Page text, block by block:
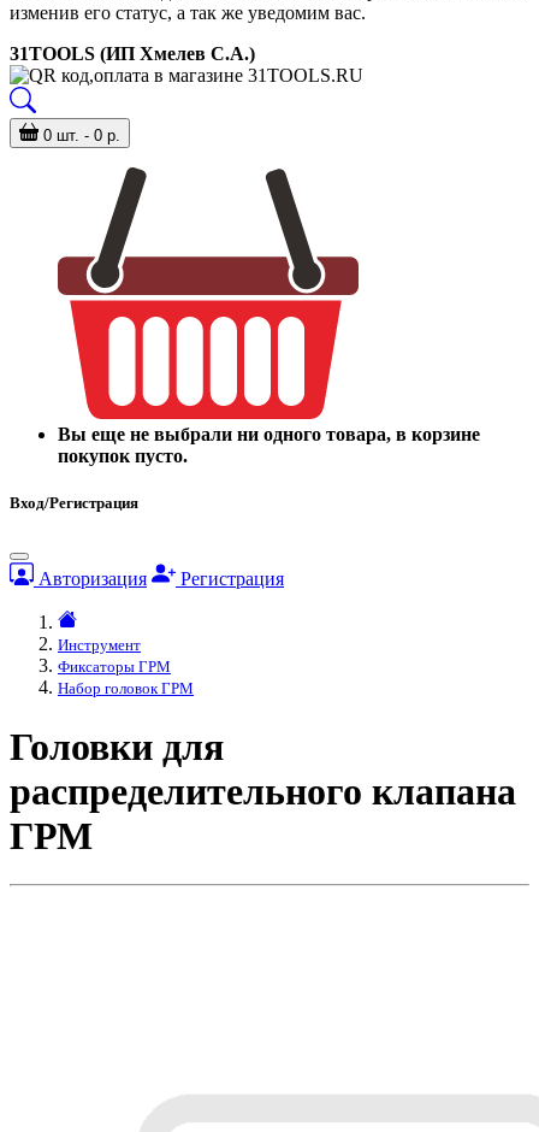
изменив его статус, а так же уведомим вас.
31TOOLS (ИП Хмелев С.А.)
0 шт. - 0 р.
Вы еще не выбрали ни одного товара, в корзине
покупок пусто.
Вход/Регистрация
Авторизация Регистрация
Инструмент
Фиксаторы ГРМ
Набор головок ГРМ
Головки для
распределительного клапана
ГРМ